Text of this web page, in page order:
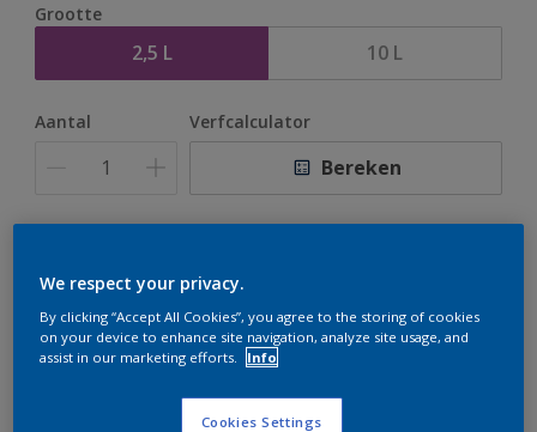
Grootte
2,5 L 10 L
Aantal Verfcalculator
Bereken
te bestellen. Houd de website in de gaten, we werken
We respect your privacy.
By clicking “Accept All Cookies”, you agree to the storing of cookies
on your device to enhance site navigation, analyze site usage, and
assist in our marketing efforts.
Info
Cookies Settings